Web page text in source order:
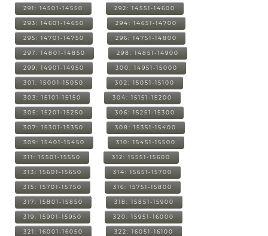
291: 14501-14550 292: 14551-14600
293: 14601-14650 294: 14651-14700
295: 14701-14750 296: 14751-14800
297: 14801-14850 298: 14851-14900
299: 14901-14950 300: 14951-15000
301: 15001-15050 302: 15051-15100
303: 15101-15150 304: 15151-15200
305: 15201-15250 306: 15251-15300
307: 15301-15350 308: 15351-15400
309: 15401-15450 310: 15451-15500
311: 15501-15550 312: 15551-15600
313: 15601-15650 314: 15651-15700
315: 15701-15750 316: 15751-15800
317: 15801-15850 318: 15851-15900
319: 15901-15950 320: 15951-16000
321: 16001-16050 322: 16051-16100